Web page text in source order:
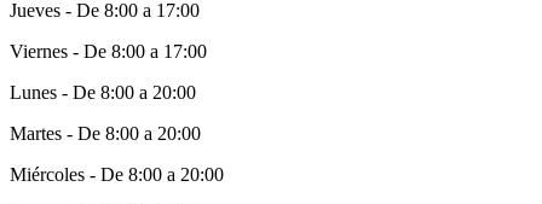
Jueves - De 8:00 a 17:00
Viernes - De 8:00 a 17:00
Lunes - De 8:00 a 20:00
Martes - De 8:00 a 20:00
Miércoles - De 8:00 a 20:00